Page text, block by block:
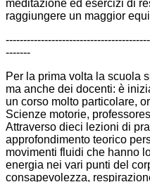
meditazione ed esercizi di
raggiungere un maggior
-------
Per la prima volta la scuola
ma anche dei docenti: è
un corso molto particolare,
Scienze motorie,
Attraverso dieci lezioni di
approfondimento teorico
movimenti fluidi che hanno
energia nei vari punti del
consapevolezza,